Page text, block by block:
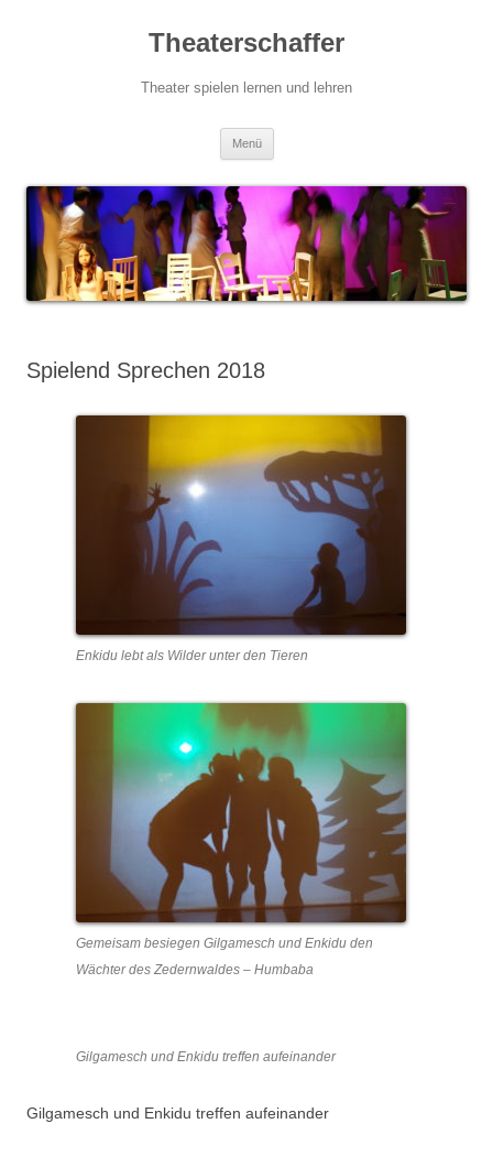
Theaterschaffer
Theater spielen lernen und lehren
Menü
Spielend Sprechen 2018
Enkidu lebt als Wilder unter den Tieren
Gemeisam besiegen Gilgamesch und Enkidu den
Wächter des Zedernwaldes – Humbaba
Gilgamesch und Enkidu treffen aufeinander
Gilgamesch und Enkidu treffen aufeinander